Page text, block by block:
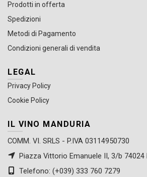
Prodotti in offerta
Spedizioni
Metodi di Pagamento
Condizioni generali di vendita
LEGAL
Privacy Policy
Cookie Policy
IL VINO MANDURIA
COMM. VI. SRLS - P.IVA 03114950730
Piazza Vittorio Emanuele II, 3/b 74024
Telefono: (+039) 333 760 7279